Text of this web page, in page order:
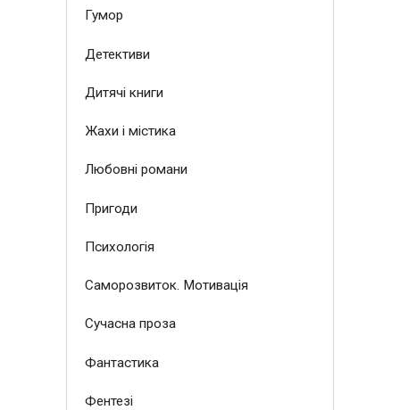
Гумор
Детективи
Дитячі книги
Жахи і містика
Любовні романи
Пригоди
Психологія
Саморозвиток. Мотивація
Сучасна проза
Фантастика
Фентезі